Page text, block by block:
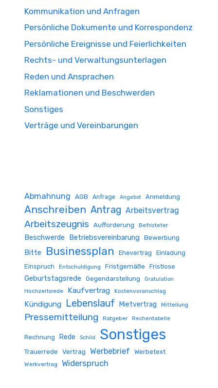
Kommunikation und Anfragen
Persönliche Dokumente und Korrespondenz
Persönliche Ereignisse und Feierlichkeiten
Rechts- und Verwaltungsunterlagen
Reden und Ansprachen
Reklamationen und Beschwerden
Sonstiges
Verträge und Vereinbarungen
Abmahnung AGB Anfrage Angebot Anmeldung
Anschreiben Antrag Arbeitsvertrag
Arbeitszeugnis Aufforderung Befristeter
Beschwerde Betriebsvereinbarung Bewerbung
Bitte Businessplan Ehevertrag
Einladung
Einspruch
Entschuldigung Fristgemäße Fristlose
Geburtstagsrede Gegendarstellung Gratulation
Hochzeitsrede Kaufvertrag Kostenvoranschlag
Kündigung Lebenslauf Mietvertrag Mitteilung
Pressemitteilung Ratgeber Rechentabelle
Rechnung Rede Schild Sonstiges
Trauerrede Vertrag Werbebrief Werbetext
Werkvertrag Widerspruch